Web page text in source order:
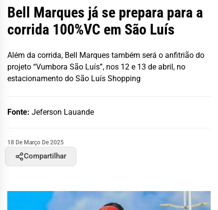
Bell Marques já se prepara para a
corrida 100%VC em São Luís
Além da corrida, Bell Marques também será o anfitrião do
projeto “Vumbora São Luís”, nos 12 e 13 de abril, no
estacionamento do São Luís Shopping
Fonte: Jeferson Lauande
18 De Março De 2025
Compartilhar